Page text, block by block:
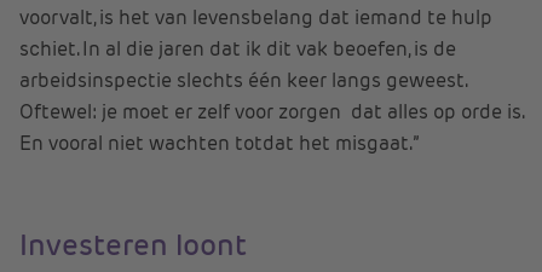
voorvalt, is het van levensbelang dat iemand te hulp
schiet. In al die jaren dat ik dit vak beoefen, is de
arbeidsinspectie slechts één keer langs geweest.
Oftewel: je moet er zelf voor zorgen dat alles op orde is.
En vooral niet wachten totdat het misgaat.”
Investeren loont